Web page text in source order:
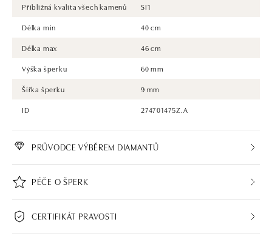
Přibližná kvalita všech kamenů
SI1
Délka min
40 cm
Délka max
46 cm
Výška šperku
60 mm
Šířka šperku
9 mm
ID
274701475Z.A
PRŮVODCE VÝBĚREM DIAMANTŮ
PÉČE O ŠPERK
CERTIFIKÁT PRAVOSTI